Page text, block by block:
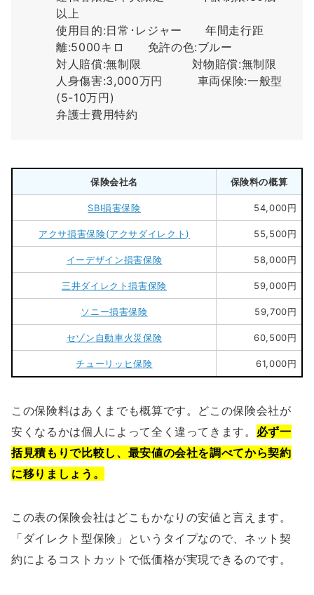
以上
使用目的:日常･レジャー 年間走行距
離:5000キロ 免許の色:ブルー
対人賠償:無制限 対物賠償:無制限
人身傷害:3,000万円 車両保険:一般型
(5-10万円)
弁護士費用特約
保険会社名 保険料の概算
SBI損害保険 54,000円
アクサ損害保険(アクサダイレクト) 55,500円
イーデザイン損害保険 58,000円
三井ダイレクト損害保険 59,000円
ソニー損害保険 59,700円
セゾン自動車火災保険 60,500円
チューリッヒ保険 61,000円
この保険料はあくまでも概算です。どこの保険会社が
安くなるかは個人によって全く違ってきます。 必ず一
括見積もりで比較し、最安値の会社を調べてから契約
に移りましょう。
この表の保険会社はどこもかなりの安値と言えます。
「ダイレクト型保険」というタイプなので、ネット契
約によるコストカットで低価格が実現できるのです。